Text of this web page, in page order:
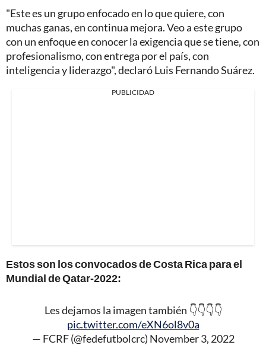
"Este es un grupo enfocado en lo que quiere, con
muchas ganas, en continua mejora. Veo a este grupo
con un enfoque en conocer la exigencia que se tiene, con
profesionalismo, con entrega por el país, con
inteligencia y liderazgo", declaró Luis Fernando Suárez.
PUBLICIDAD
Estos son los convocados de Costa Rica para el
Mundial de Qatar-2022:
Les dejamos la imagen también 👇👇👇👇
pic.twitter.com/eXN6ol8v0a
— FCRF (@fedefutbolcrc) November 3, 2022